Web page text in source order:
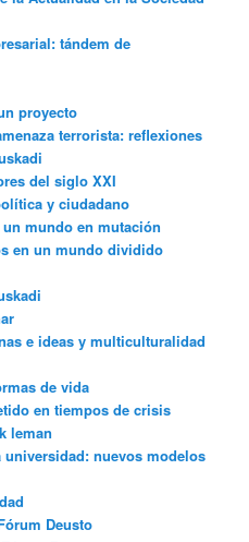
tándem de
proyecto
terrorista: reflexiones
del siglo XXI
y ciudadano
mundo en mutación
en un mundo dividido
e ideas y multiculturalidad
de vida
en tiempos de crisis
leman
universidad: nuevos modelos
Deusto